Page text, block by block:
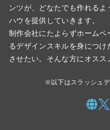
ンツが、どなたでも作れる
ハウを提供していきます。
制作会社にたよらずホームペ
るデザインスキルを身につ
させたい。そんな方にオスス
※以下はスラッシュデ